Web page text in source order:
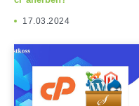
17.03.2024